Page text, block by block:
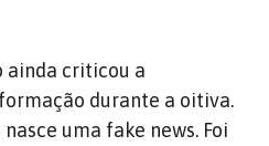
ainda criticou a
durante a oitiva.
uma fake news. Foi